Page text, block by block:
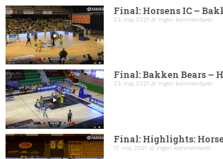
Final: Horsens IC –
23. maj 2021 Ingen kommentarer
Final: Bakken Bears –
23. maj 2021 Ingen kommentarer
Final: Highlights:
17. maj 2021 Ingen kommentarer